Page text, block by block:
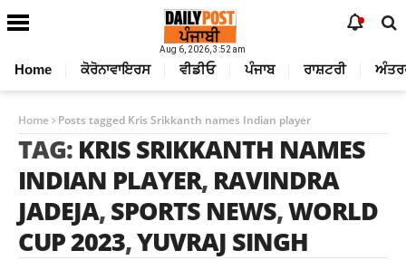
Aug 6, 2026, 3:52 am
Home ਕੋਰੋਨਾਵਾਇਰਸ ਵੀਡੀਓ ਪੰਜਾਬ ਰਾਸ਼ਟਰੀ
Home Posts tagged Kris Srikkanth names Indian player
TAG: KRIS SRIKKANTH NAMES
INDIAN PLAYER, RAVINDRA
JADEJA,SPORTS NEWS,WORLD
CUP 2023,YUVRAJ SINGH